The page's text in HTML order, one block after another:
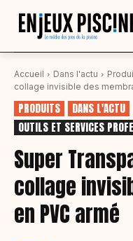
Accueil Dans l'actu
collage invisible des
PRODUITS
DANS L'ACTU
OUTILS ET SERVICES
Super
collage
en PVC armé